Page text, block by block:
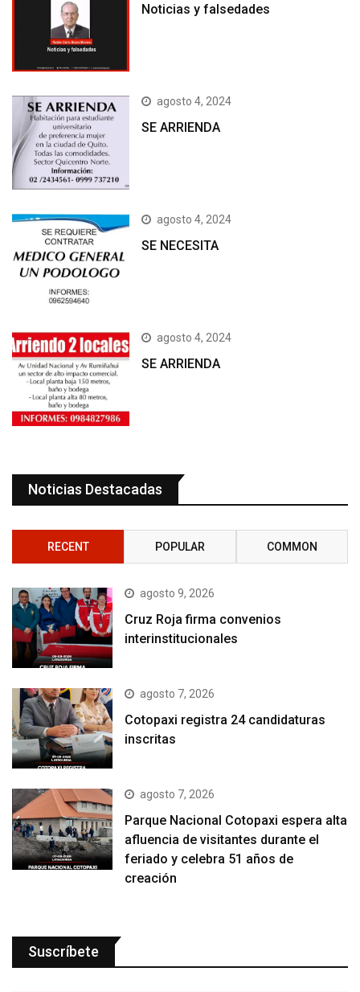
Noticias y falsedades
agosto 4, 2024
SE ARRIENDA
agosto 4, 2024
SE NECESITA
agosto 4, 2024
SE ARRIENDA
Noticias Destacadas
RECENT POPULAR COMMON
agosto 9, 2026
Cruz Roja firma convenios
interinstitucionales
agosto 7, 2026
Cotopaxi registra 24 candidaturas
inscritas
agosto 7, 2026
Parque Nacional Cotopaxi espera alta
afluencia de visitantes durante el
feriado y celebra 51 años de
creación
Suscríbete